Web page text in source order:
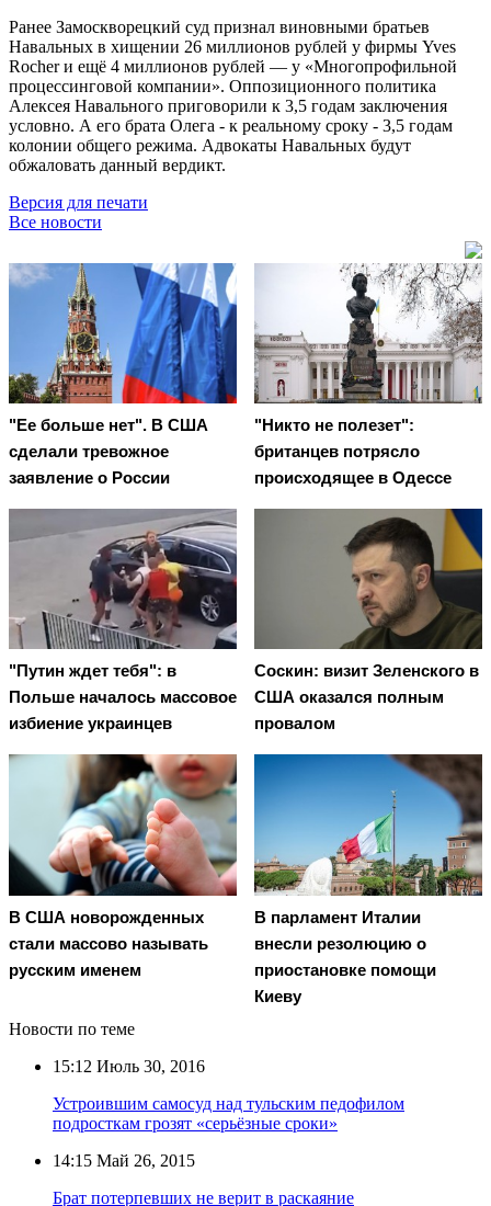
Ранее Замоскворецкий суд признал виновными братьев
Навальных в хищении 26 миллионов рублей у фирмы Yves
Rocher и ещё 4 миллионов рублей — у «Многопрофильной
процессинговой компании». Оппозиционного политика
Алексея Навального приговорили к 3,5 годам заключения
условно. А его брата Олега - к реальному сроку - 3,5 годам
колонии общего режима. Адвокаты Навальных будут
обжаловать данный вердикт.
Версия для печати
Все новости
"Ее больше нет". В США
сделали тревожное
заявление о России
"Никто не полезет":
британцев потрясло
происходящее в Одессе
"Путин ждет тебя": в
Польше началось массовое
избиение украинцев
Соскин: визит Зеленского в
США оказался полным
провалом
В США новорожденных
стали массово называть
русским именем
В парламент Италии
внесли резолюцию о
приостановке помощи
Киеву
Новости по теме
15:12 Июль 30, 2016
Устроившим самосуд над тульским педофилом
подросткам грозят «серьёзные сроки»
14:15 Май 26, 2015
Брат потерпевших не верит в раскаяние